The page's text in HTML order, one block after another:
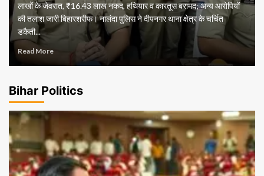
लाखों के जेवरात, ₹16.43 लाख नकद, हथियार व कारतूस बरामद; अन्य आरोपियों
की तलाश जारी बिहारशरीफ। नालंदा पुलिस ने दीपनगर थाना क्षेत्र के चर्चित
डकैती...
Read More
Bihar Politics